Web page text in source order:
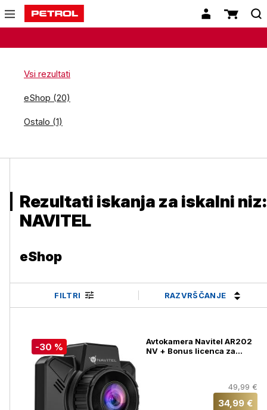
Vsi rezultati
eShop (20)
Ostalo (1)
Rezultati iskanja za iskalni niz:
NAVITEL
eShop
FILTRI RAZVRŠČANJE
-30 %
Avtokamera Navitel AR202
NV + Bonus licenca za
49,99 €
34,99 €